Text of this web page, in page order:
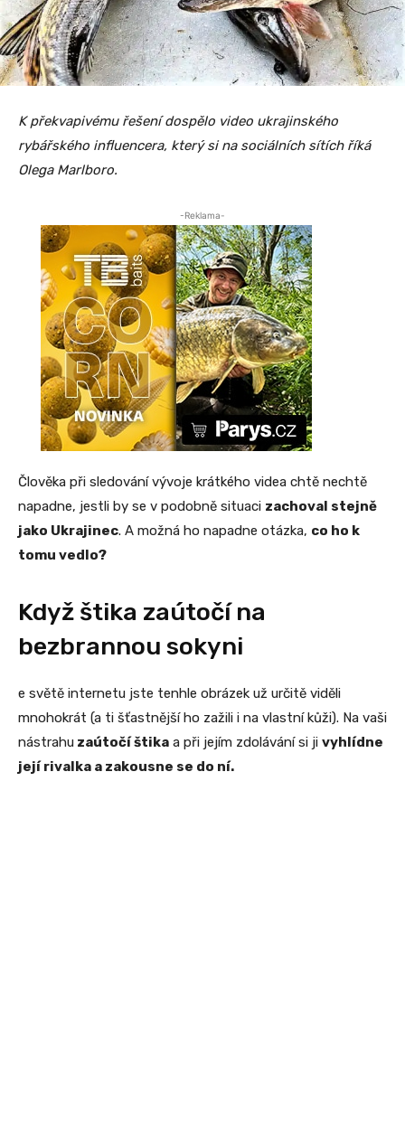
K překvapivému řešení dospělo video ukrajinského
rybářského influencera, který si na sociálních sítích říká
Olega Marlboro.
-Reklama-
Člověka při sledování vývoje krátkého videa chtě nechtě
napadne, jestli by se v podobně situaci zachoval stejně
jako Ukrajinec. A možná ho napadne otázka, co ho k
tomu vedlo?
Když štika zaútočí na
bezbrannou sokyni
e světě internetu jste tenhle obrázek už určitě viděli
mnohokrát (a ti šťastnější ho zažili i na vlastní kůži). Na vaši
nástrahu zaútočí štika a při jejím zdolávání si ji vyhlídne
její rivalka a zakousne se do ní.